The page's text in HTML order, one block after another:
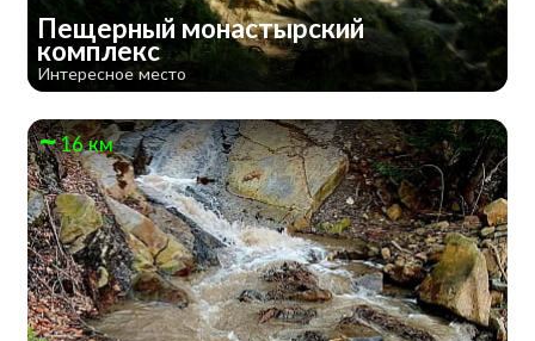
Пещерный монастырский
комплекс
Интересное место
16 км